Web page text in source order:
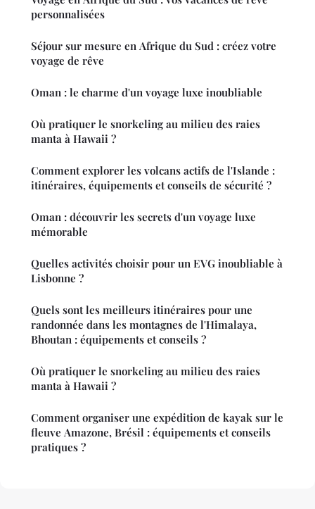
personnalisées
Séjour sur mesure en Afrique du Sud : créez votre
voyage de rêve
Oman : le charme d'un voyage luxe inoubliable
Où pratiquer le snorkeling au milieu des raies
manta à Hawaii ?
Comment explorer les volcans actifs de l'Islande :
itinéraires, équipements et conseils de sécurité ?
Oman : découvrir les secrets d'un voyage luxe
mémorable
Quelles activités choisir pour un EVG inoubliable à
Lisbonne ?
Quels sont les meilleurs itinéraires pour une
randonnée dans les montagnes de l'Himalaya,
Bhoutan : équipements et conseils ?
Où pratiquer le snorkeling au milieu des raies
manta à Hawaii ?
Comment organiser une expédition de kayak sur le
fleuve Amazone, Brésil : équipements et conseils
pratiques ?